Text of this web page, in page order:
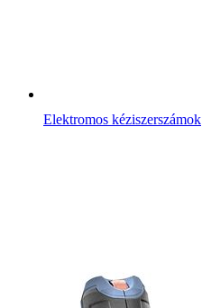
Elektromos kéziszerszámok